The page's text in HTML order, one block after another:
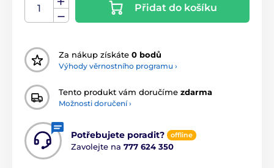
Přidat do košíku
Za nákup získáte 0 bodů
Výhody věrnostního programu ›
Tento produkt vám doručíme zdarma
Možnosti doručení ›
Potřebujete poradit? offline
Zavolejte na 777 624 350